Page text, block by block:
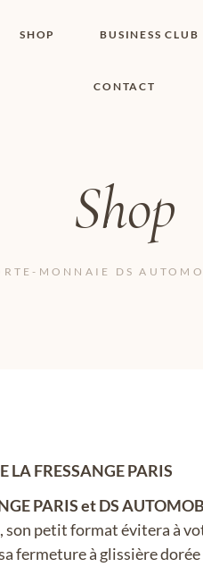
SHOP
SHOP I BOUTIQUE
BUSINESS CLUB
CONTACT
CONDITIONS
GÉNÉRALES
CONFIDENTIALITÉ
Shop
MONNAIE DS
LA FRESSANGE PARIS
PARIS et DS
petit format évitera à
fermeture à glissière